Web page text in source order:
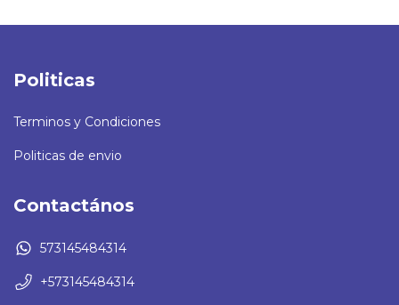
Politicas
Terminos y Condiciones
Politicas de envio
Contactános
573145484314
+573145484314